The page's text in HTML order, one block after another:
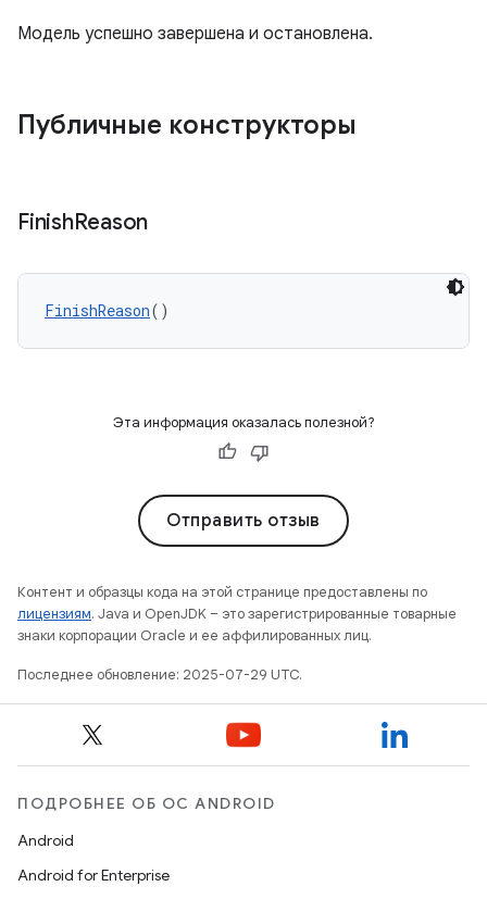
Модель успешно завершена и остановлена.
Публичные конструкторы
FinishReason
FinishReason()
Эта информация оказалась полезной?
Отправить отзыв
Контент и образцы кода на этой странице предоставлены по
лицензиям. Java и OpenJDK – это зарегистрированные товарные
знаки корпорации Oracle и ее аффилированных лиц.
Последнее обновление: 2025-07-29 UTC.
ПОДРОБНЕЕ ОБ ОС ANDROID
Android
Android for Enterprise